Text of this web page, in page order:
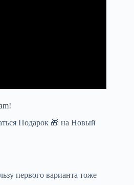
Подарок 🎁 на Новый
первого варианта тоже